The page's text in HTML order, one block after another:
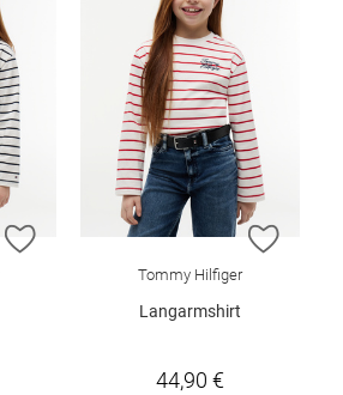
ZUR WUNSCHLISTE HINZUFÜGEN
ZUR
Tommy Hilfiger
Langarmshirt
44,90 €